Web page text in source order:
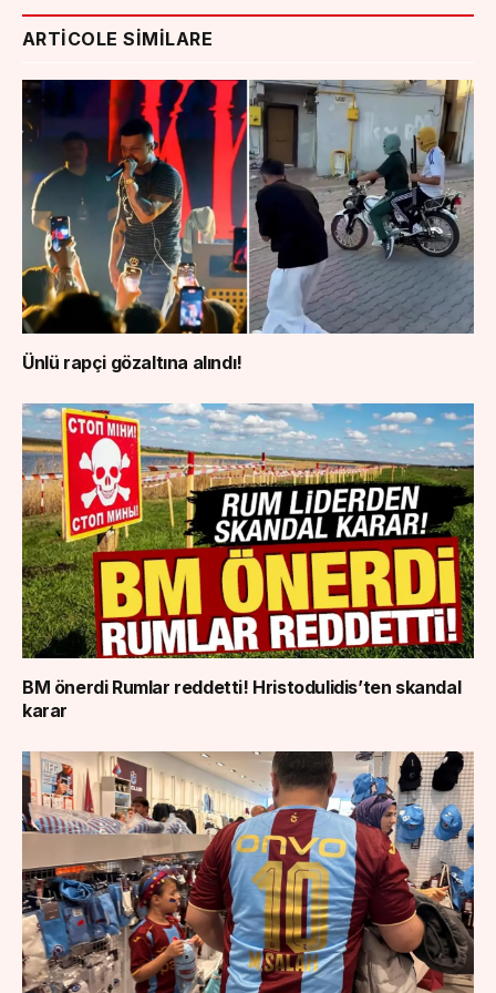
ARTICOLE SIMILARE
Ünlü rapçi gözaltına alındı!
BM önerdi Rumlar reddetti! Hristodulidis’ten skandal
karar